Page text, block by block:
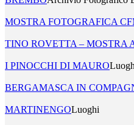
MOSTRA FOTOGRAFICA
TINO ROVETTA – MOSTRA
I PINOCCHI DI MAURO
BERGAMASCA IN
MARTINENGOLuoghi